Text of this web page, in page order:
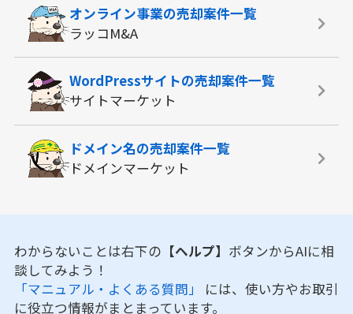
オンライン事業の売却案件一覧
ラッコM&A
WordPressサイトの売却案件一覧
サイトマーケット
ドメイン名の売却案件一覧
ドメインマーケット
わからないことは右下の 【ヘルプ】 ボタンからAIに相
談してみよう！
「マニュアル・よくある質問」 には、使い方やお取引
に役立つ情報がまとまっています。